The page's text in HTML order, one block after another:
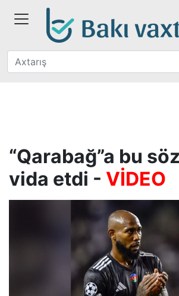
“Qarabağ”a bu
vida etdi - VİDEO